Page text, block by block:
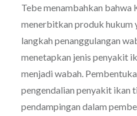
Tebe menambahkan bahwa
menerbitkan produk hukum
langkah penanggulangan
menetapkan jenis penyakit
menjadi wabah.
pengendalian penyakit ikan
pendampingan dalam